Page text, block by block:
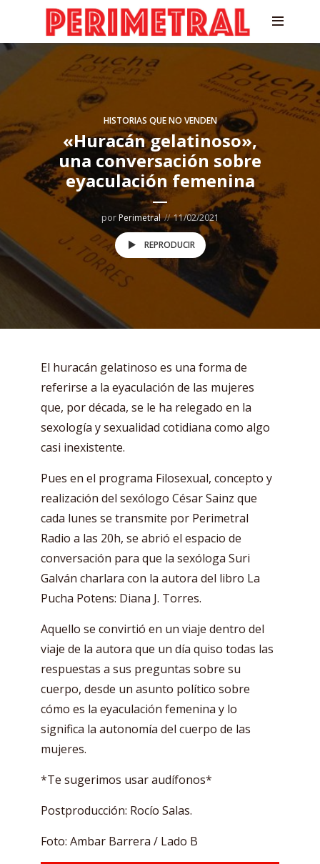
HISTORIAS QUE NO VENDEN
«Huracán gelatinoso»,
una conversación sobre
eyaculación femenina
porPerimetral 11/02/2021
REPRODUCIR
El huracán gelatinoso es una forma de
referirse a la eyaculación de las mujeres
que, por década, se le ha relegado en la
sexología y sexualidad cotidiana como algo
casi inexistente.
Pues en el programa Filosexual, concepto y
realización del sexólogo César Sainz que
cada lunes se transmite por Perimetral
Radio a las 20h, se abrió el espacio de
conversación para que la sexóloga Suri
Galván charlara con la autora del libro La
Pucha Potens: Diana J. Torres.
Aquello se convirtió en un viaje dentro del
viaje de la autora que un día quiso todas las
respuestas a sus preguntas sobre su
cuerpo, desde un asunto político sobre
cómo es la eyaculación femenina y lo
significa la autonomía del cuerpo de las
mujeres.
*Te sugerimos usar audífonos*
Postproducción: Rocío Salas.
Foto: Ambar Barrera / Lado B